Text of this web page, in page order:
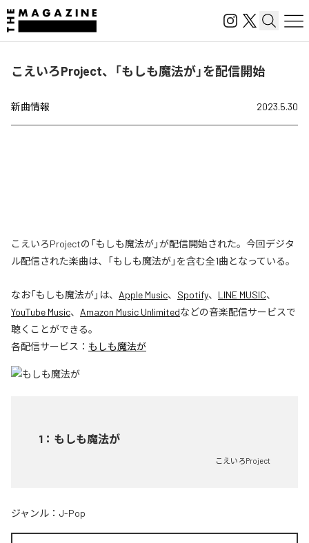
こえいろProject、「もしも魔法が」を配信開始
新曲情報 2023.5.30
こえいろProjectの「もしも魔法が」が配信開始された。今回デジタ
ル配信された楽曲は、「もしも魔法が」を含む全1曲となっている。
なお「もしも魔法が」は、 Apple Music、 Spotify、 LINE MUSIC、
YouTube Music、 Amazon Music Unlimitedなどの音楽配信サービスで
聴くことができる。
各配信サービス： もしも魔法が
1 ： もしも魔法が
こえいろProject
ジャンル： J-Pop